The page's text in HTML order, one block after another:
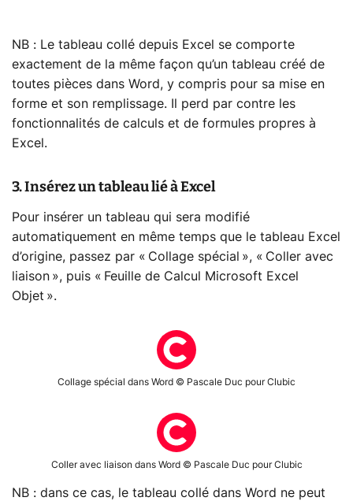
NB : Le tableau collé depuis Excel se comporte
exactement de la même façon qu’un tableau créé de
toutes pièces dans Word, y compris pour sa mise en
forme et son remplissage. Il perd par contre les
fonctionnalités de calculs et de formules propres à
Excel.
3. Insérez un tableau lié à Excel
Pour insérer un tableau qui sera modifié
automatiquement en même temps que le tableau Excel
d’origine, passez par « Collage spécial », « Coller avec
liaison », puis « Feuille de Calcul Microsoft Excel
Objet ».
Collage spécial dans Word © Pascale Duc pour Clubic
Coller avec liaison dans Word © Pascale Duc pour Clubic
NB : dans ce cas, le tableau collé dans Word ne peut